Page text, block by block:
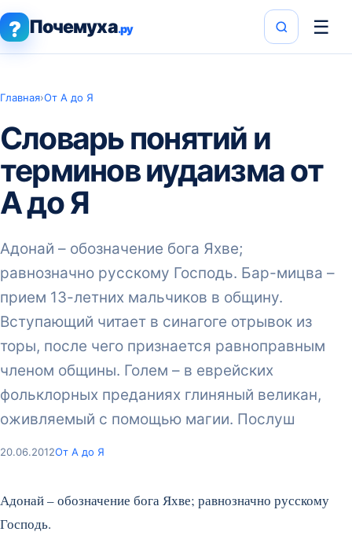
? Почемуха.ру ☰
Главная›От А до Я
Словарь понятий и
терминов иудаизма от
А до Я
Адонай – обозначение бога Яхве;
равнозначно русскому Господь. Бар-мицва –
прием 13-летних мальчиков в общину.
Вступающий читает в синагоге отрывок из
торы, после чего признается равноправным
членом общины. Голем – в еврейских
фольклорных преданиях глиняный великан,
оживляемый с помощью магии. Послуш
20.06.2012От А до Я
Адонай – обозначение бога Яхве; равнозначно русскому
Господь.